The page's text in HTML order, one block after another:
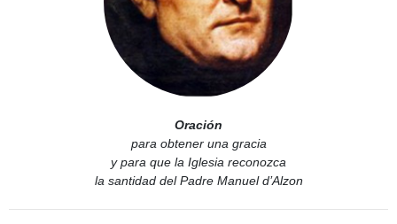
Oración
para obtener una gracia
y para que la Iglesia reconozca
la santidad del Padre Manuel d’Alzon